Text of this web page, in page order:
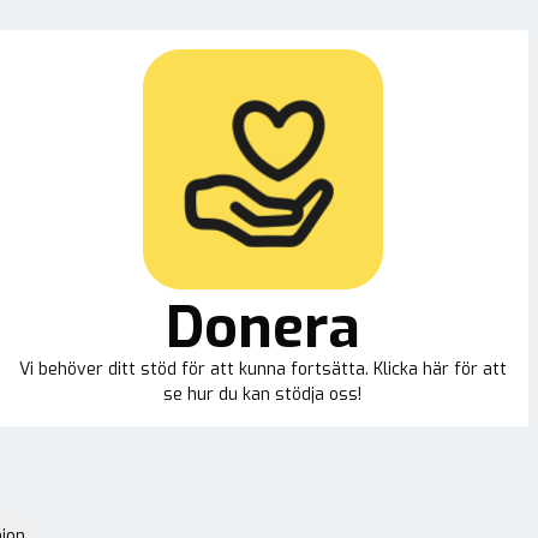
Donera
Vi behöver ditt stöd för att kunna fortsätta. Klicka här för att
se hur du kan stödja oss!